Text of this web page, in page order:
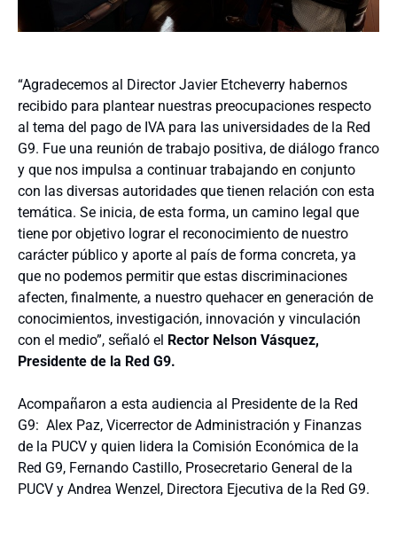
“Agradecemos al Director Javier Etcheverry habernos
recibido para plantear nuestras preocupaciones respecto
al tema del pago de IVA para las universidades de la Red
G9. Fue una reunión de trabajo positiva, de diálogo franco
y que nos impulsa a continuar trabajando en conjunto
con las diversas autoridades que tienen relación con esta
temática. Se inicia, de esta forma, un camino legal que
tiene por objetivo lograr el reconocimiento de nuestro
carácter público y aporte al país de forma concreta, ya
que no podemos permitir que estas discriminaciones
afecten, finalmente, a nuestro quehacer en generación de
conocimientos, investigación, innovación y vinculación
con el medio”, señaló el Rector Nelson Vásquez,
Presidente de la Red G9.
Acompañaron a esta audiencia al Presidente de la Red
G9: Alex Paz, Vicerrector de Administración y Finanzas
de la PUCV y quien lidera la Comisión Económica de la
Red G9, Fernando Castillo, Prosecretario General de la
PUCV y Andrea Wenzel, Directora Ejecutiva de la Red G9.